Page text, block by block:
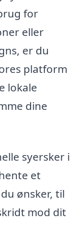
for
eller
er du
platform
lokale
dine
syersker i
et
ønsker, til
mod dit